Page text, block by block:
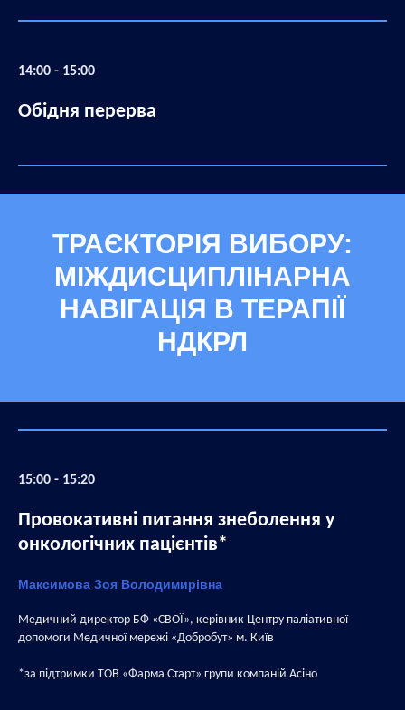
14:00 - 15:00
Обідня перерва
ТРАЄКТОРІЯ ВИБОРУ:
МІЖДИСЦИПЛІНАРНА
НАВІГАЦІЯ В ТЕРАПІЇ
НДКРЛ
15:00 - 15:20
Провокативні питання знеболення у
онкологічних пацієнтів*
Максимова Зоя Володимирівна
Медичний директор БФ «СВОЇ», керівник Центру паліативної
допомоги Медичної мережі «Добробут» м. Київ
*за підтримки ТОВ «Фарма Старт» групи компаній Асіно